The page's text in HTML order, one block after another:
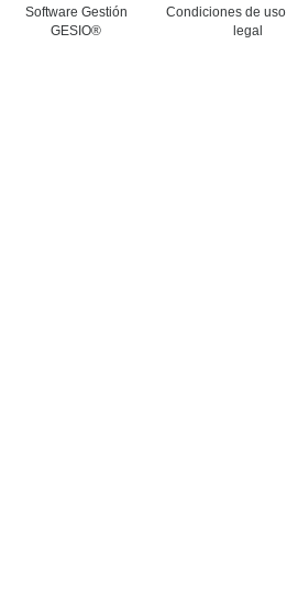
Software Gestión
GESIO®
Condiciones de uso
legal